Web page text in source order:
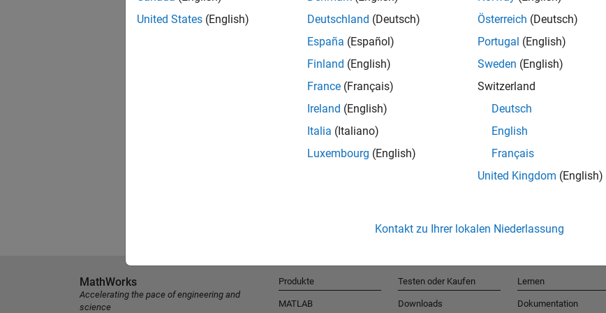
United States (English)
Deutschland (Deutsch)
España (Español)
Finland (English)
France (Français)
Ireland (English)
Italia (Italiano)
Luxembourg (English)
Österreich (Deutsch)
Portugal (English)
Sweden (English)
Switzerland
Deutsch
English
Français
United Kingdom (English)
Kontakt zu Ihrer lokalen Niederlassung
MathWorks
Accelerating the pace of engineering and
science
Produkte
MATLAB
Testen oder Kaufen
Downloads
Lernen
Dokumentation